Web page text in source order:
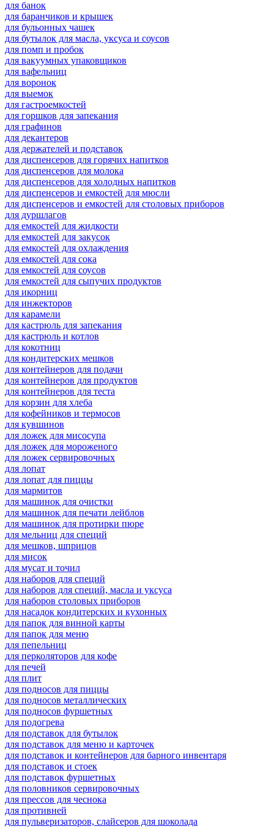
для банок
для баранчиков и крышек
для бульонных чашек
для бутылок для масла, уксуса и соусов
для помп и пробок
для вакуумных упаковщиков
для вафельниц
для воронок
для выемок
для гастроемкостей
для горшков для запекания
для графинов
для декантеров
для держателей и подставок
для диспенсеров для горячих напитков
для диспенсеров для молока
для диспенсеров для холодных напитков
для диспенсеров и емкостей для мюсли
для диспенсеров и емкостей для столовых приборов
для дуршлагов
для емкостей для жидкости
для емкостей для закусок
для емкостей для охлаждения
для емкостей для сока
для емкостей для соусов
для емкостей для сыпучих продуктов
для икорниц
для инжекторов
для карамели
для кастрюль для запекания
для кастрюль и котлов
для кокотниц
для кондитерских мешков
для контейнеров для подачи
для контейнеров для продуктов
для контейнеров для теста
для корзин для хлеба
для кофейников и термосов
для кувшинов
для ложек для мисосупа
для ложек для мороженого
для ложек сервировочных
для лопат
для лопат для пиццы
для мармитов
для машинок для очистки
для машинок для печати лейблов
для машинок для протирки пюре
для мельниц для специй
для мешков, шприцов
для мисок
для мусат и точил
для наборов для специй
для наборов для специй, масла и уксуса
для наборов столовых приборов
для насадок кондитерских и кухонных
для папок для винной карты
для папок для меню
для пепельниц
для перколяторов для кофе
для печей
для плит
для подносов для пиццы
для подносов металлических
для подносов фуршетных
для подогрева
для подставок для бутылок
для подставок для меню и карточек
для подставок и контейнеров для барного инвентаря
для подставок и стоек
для подставок фуршетных
для половников сервировочных
для прессов для чеснока
для противней
для пульверизаторов, слайсеров для шоколада